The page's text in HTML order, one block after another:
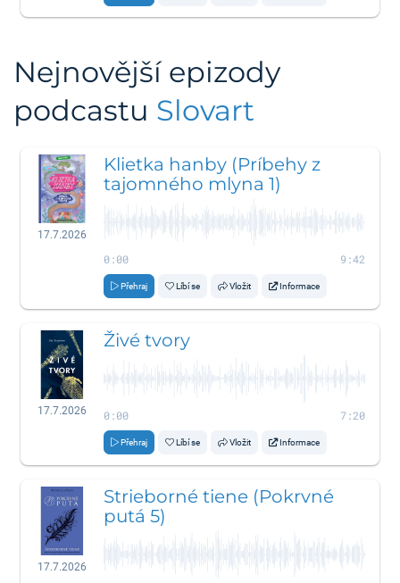
Nejnovější epizody
podcastu Slovart
17.7.2026
Klietka hanby (Príbehy z
tajomného mlyna 1)
0:00 9:42
Přehraj Líbí se Vložit Informace
17.7.2026
Živé tvory
0:00 7:20
Přehraj Líbí se Vložit Informace
17.7.2026
Strieborné tiene (Pokrvné
putá 5)